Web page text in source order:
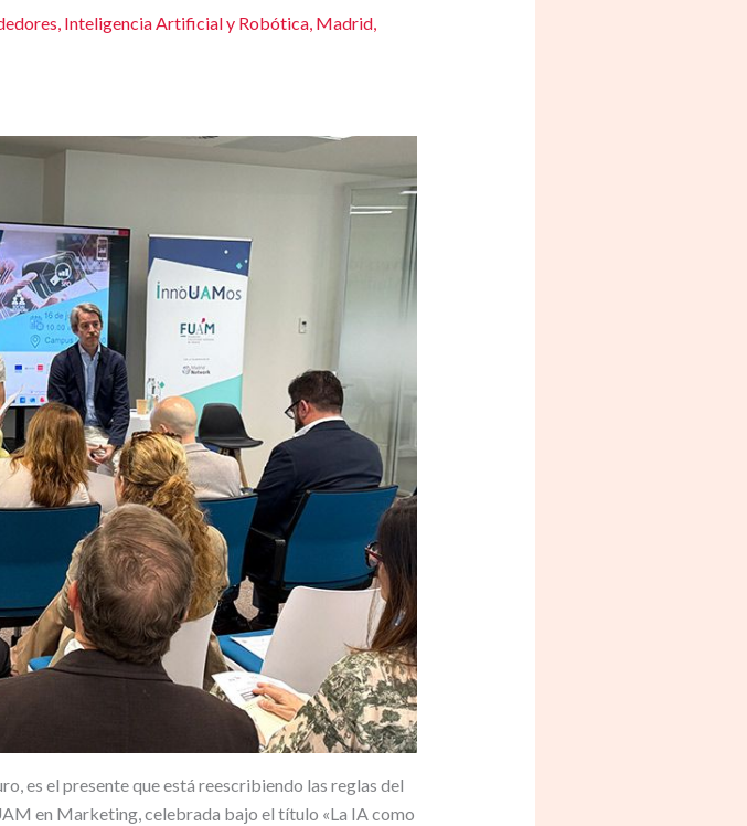
Inteligencia Artificial y Robótica, Madrid,
es el presente que está reescribiendo las reglas del
en Marketing, celebrada bajo el título «La IA como